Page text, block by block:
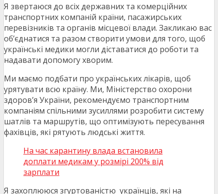
Я звертаюся до всіх державних та комерційних
транспортних компаній країни, пасажирських
перевізників та органів місцевої влади. Закликаю вас
об’єднатися та разом створити умови для того, щоб
українські медики могли діставатися до роботи та
надавати допомогу хворим.
Ми маємо подбати про українських лікарів, щоб
урятувати всю країну. Ми, Міністерство охорони
здоров’я України, рекомендуємо транспортним
компаніям спільними зусиллями розробити систему
шатлів та маршрутів, що оптимізують пересування
фахівців, які рятують людські життя.
На час карантину влада встановила
доплати медикам у розмірі 200% від
зарплати
Я захоплююся згуртованістю українців, які на